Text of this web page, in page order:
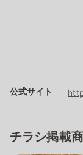
公式サイト
チラシ掲載